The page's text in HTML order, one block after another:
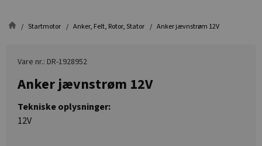
Startmotor Anker, Felt, Rotor, Stator Anker jævnstrøm 12V
Vare nr.: DR-1928952
Anker jævnstrøm 12V
Tekniske oplysninger:
12V